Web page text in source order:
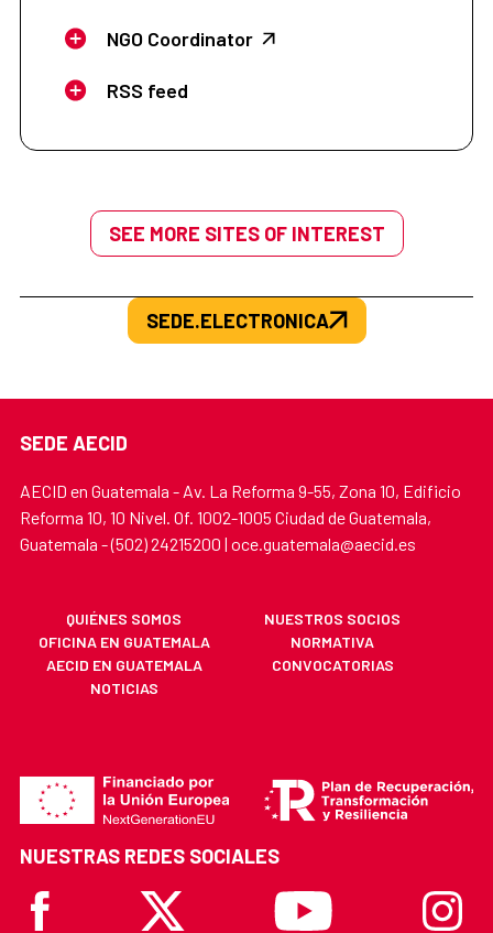
NGO Coordinator
RSS feed
SEE MORE SITES OF INTEREST
SEDE.ELECTRONICA
SEDE AECID
AECID en Guatemala - Av. La Reforma 9-55, Zona 10, Edificio
Reforma 10, 10 Nivel. Of. 1002-1005 Ciudad de Guatemala,
Guatemala - (502) 24215200 | oce.guatemala@aecid.es
QUIÉNES SOMOS
NUESTROS SOCIOS
OFICINA EN GUATEMALA
NORMATIVA
AECID EN GUATEMALA
CONVOCATORIAS
NOTICIAS
NUESTRAS REDES SOCIALES
Facebook
X Youtube